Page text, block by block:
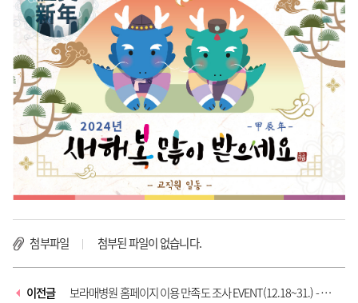
첨부파일 첨부된 파일이 없습니다.
이전글
보라매병원 홈페이지 이용 만족도 조사 EVENT(12.18~31.) - 마